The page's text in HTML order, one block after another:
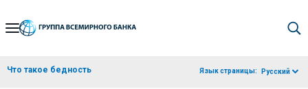
Skip
Navigation
Что такое бедность Язык страницы: Русский